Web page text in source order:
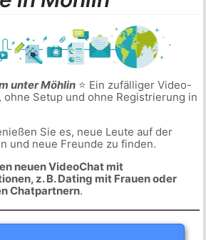
unter Möhlin⭐ Ein zufälliger Video-
ohne Setup und ohne Registrierung in
Sie es, neue Leute auf der
und neue Freunde zu finden.
neuen VideoChat mit
z. B. Dating mit Frauen oder
Chatpartnern.